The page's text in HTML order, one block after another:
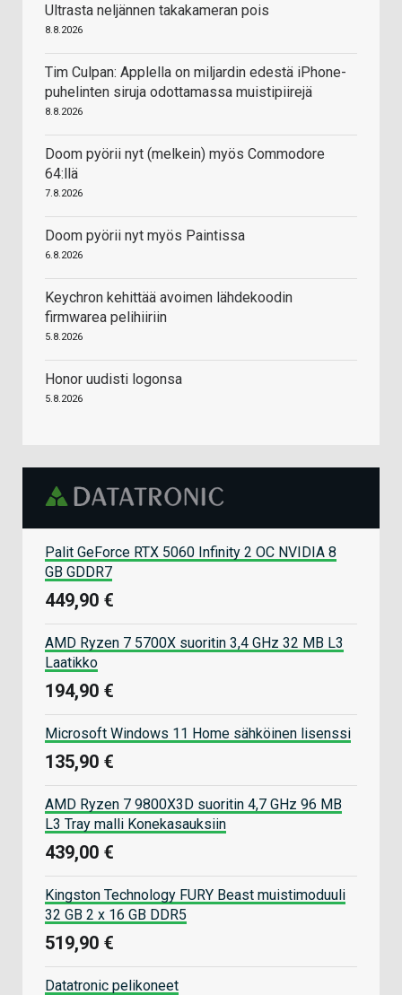
Ultrasta neljännen takakameran pois
8.8.2026
Tim Culpan: Applella on miljardin edestä iPhone-
puhelinten siruja odottamassa muistipiirejä
8.8.2026
Doom pyörii nyt (melkein) myös Commodore
64:llä
7.8.2026
Doom pyörii nyt myös Paintissa
6.8.2026
Keychron kehittää avoimen lähdekoodin
firmwarea pelihiiriin
5.8.2026
Honor uudisti logonsa
5.8.2026
Palit GeForce RTX 5060 Infinity 2 OC NVIDIA 8
GB GDDR7
449,90 €
AMD Ryzen 7 5700X suoritin 3,4 GHz 32 MB L3
Laatikko
194,90 €
Microsoft Windows 11 Home sähköinen lisenssi
135,90 €
AMD Ryzen 7 9800X3D suoritin 4,7 GHz 96 MB
L3 Tray malli Konekasauksiin
439,00 €
Kingston Technology FURY Beast muistimoduuli
32 GB 2 x 16 GB DDR5
519,90 €
Datatronic pelikoneet